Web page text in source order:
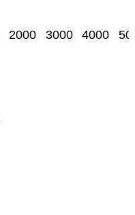
2000 3000 4000